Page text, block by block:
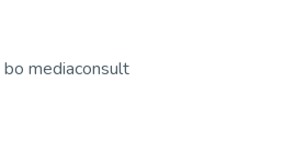
bo mediaconsult